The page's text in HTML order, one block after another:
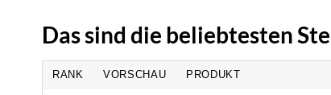
Das sind die beliebtesten
RANK VORSCHAU PRODUKT